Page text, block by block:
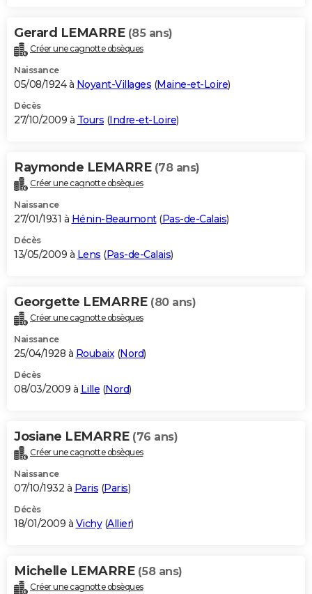
Gerard LEMARRE (85 ans)
Créer une cagnotte obsèques
Naissance
05/08/1924 à Noyant-Villages (Maine-et-Loire)
Décès
27/10/2009 à Tours (Indre-et-Loire)
Raymonde LEMARRE (78 ans)
Créer une cagnotte obsèques
Naissance
27/01/1931 à Hénin-Beaumont(Pas-de-Calais)
Décès
13/05/2009 à Lens (Pas-de-Calais)
Georgette LEMARRE (80 ans)
Créer une cagnotte obsèques
Naissance
25/04/1928 à Roubaix(Nord)
Décès
08/03/2009 à Lille (Nord)
Josiane LEMARRE (76 ans)
Créer une cagnotte obsèques
Naissance
07/10/1932 à Paris (Paris)
Décès
18/01/2009 à Vichy(Allier)
Michelle LEMARRE (58 ans)
Créer une cagnotte obsèques